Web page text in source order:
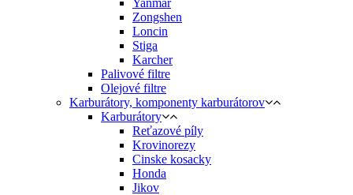
Yanmar
Zongshen
Loncin
Stiga
Karcher
Palivové filtre
Olejové filtre
Karburátory, komponenty karburátorov
Karburátory
Reťazové píly
Krovinorezy
Cinske kosacky
Honda
Jikov